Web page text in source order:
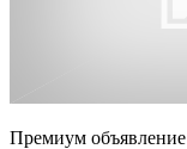
Премиум объявление